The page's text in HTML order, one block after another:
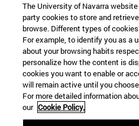
The University of Navarra
party cookies to store and
browse. Different types of
For example, to identify you as a
about your browsing habits
personalize how the content is
cookies you want to enable or
will remain active until you
For more detailed information
our Cookie Policy.